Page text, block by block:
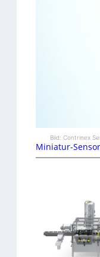
Bild: Contrinex
Miniatur-